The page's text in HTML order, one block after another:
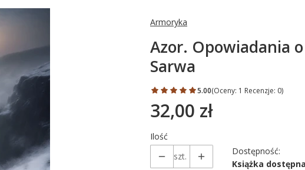
Armoryka
Azor. Opowiadania
Sarwa
5.00(Oceny: 1 Recenzje: 0)
Cena
32,00 zł
Ilość
szt.
Dostępność:
Książka dostępna